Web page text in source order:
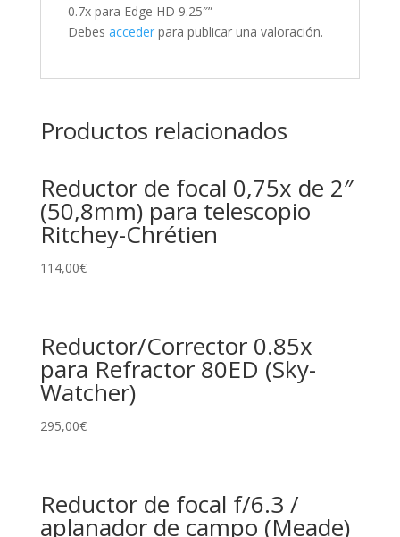
0.7x para Edge HD 9.25″”
Debes accederpara publicar una valoración.
Productos relacionados
Reductor de focal 0,75x de 2″
(50,8mm) para telescopio
Ritchey-Chrétien
114,00€
Reductor/Corrector 0.85x
para Refractor 80ED (Sky-
Watcher)
295,00€
Reductor de focal f/6.3 /
aplanador de campo (Meade)